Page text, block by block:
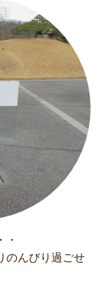
・
のんびり過ごせ